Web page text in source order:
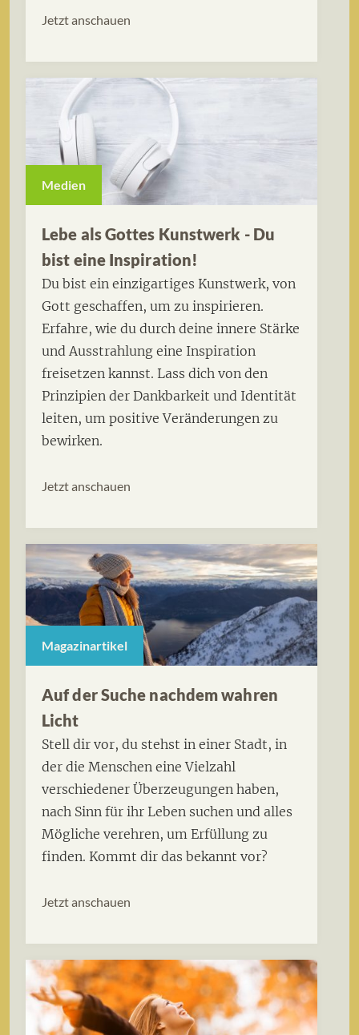
Jetzt anschauen
Medien
Lebe als Gottes Kunstwerk - Du
bist eine Inspiration!
Du bist ein einzigartiges Kunstwerk, von
Gott geschaffen, um zu inspirieren.
Erfahre, wie du durch deine innere Stärke
und Ausstrahlung eine Inspiration
freisetzen kannst. Lass dich von den
Prinzipien der Dankbarkeit und Identität
leiten, um positive Veränderungen zu
bewirken.
Jetzt anschauen
Magazinartikel
Auf der Suche nachdem wahren
Licht
Stell dir vor, du stehst in einer Stadt, in
der die Menschen eine Vielzahl
verschiedener Überzeugungen haben,
nach Sinn für ihr Leben suchen und alles
Mögliche verehren, um Erfüllung zu
finden. Kommt dir das bekannt vor?
Jetzt anschauen